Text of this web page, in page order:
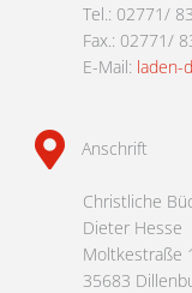
Tel.: 02771/
Fax.: 02771/
E-Mail: laden-
Anschrift
Christliche
Dieter Hesse
Moltkestraße 1
35683